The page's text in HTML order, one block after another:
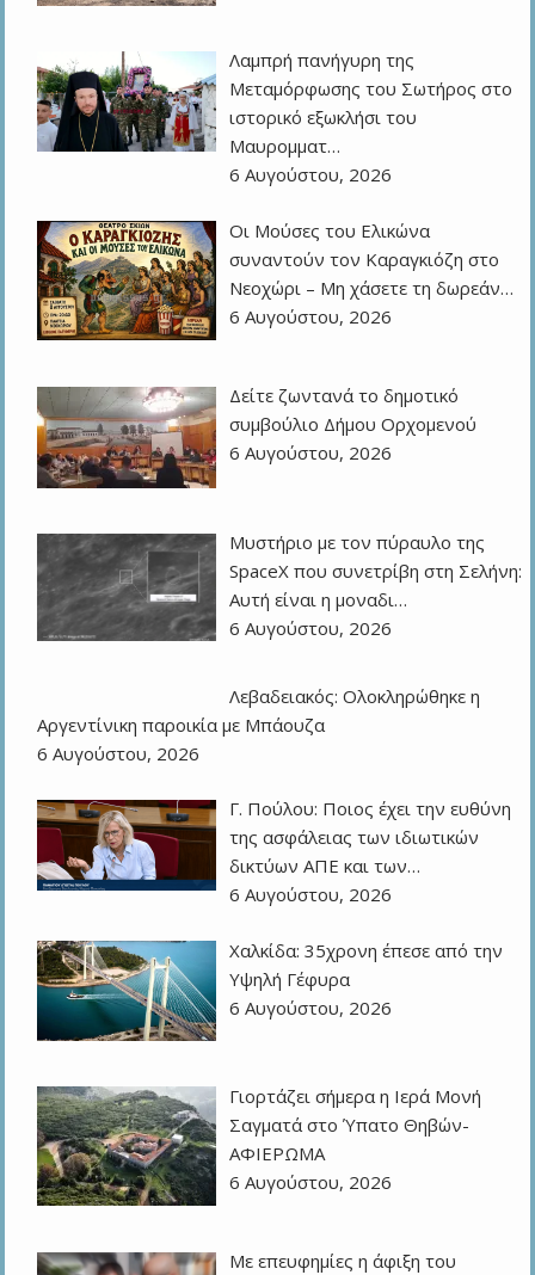
Λαμπρή πανήγυρη της
Μεταμόρφωσης του Σωτήρος στο
ιστορικό εξωκλήσι του
Μαυρομματ…
6 Αυγούστου, 2026
Οι Μούσες του Ελικώνα
συναντούν τον Καραγκιόζη στο
Νεοχώρι – Μη χάσετε τη δωρεάν…
6 Αυγούστου, 2026
Δείτε ζωντανά το δημοτικό
συμβούλιο Δήμου Ορχομενού
6 Αυγούστου, 2026
Μυστήριο με τον πύραυλο της
SpaceX που συνετρίβη στη Σελήνη:
Αυτή είναι η μοναδι…
6 Αυγούστου, 2026
Λεβαδειακός: Ολοκληρώθηκε η
Αργεντίνικη παροικία με Μπάουζα
6 Αυγούστου, 2026
Γ. Πούλου: Ποιος έχει την ευθύνη
της ασφάλειας των ιδιωτικών
δικτύων ΑΠΕ και των…
6 Αυγούστου, 2026
Χαλκίδα: 35χρονη έπεσε από την
Υψηλή Γέφυρα
6 Αυγούστου, 2026
Γιορτάζει σήμερα η Ιερά Μονή
Σαγματά στο Ύπατο Θηβών-
ΑΦΙΕΡΩΜΑ
6 Αυγούστου, 2026
Με επευφημίες η άφιξη του